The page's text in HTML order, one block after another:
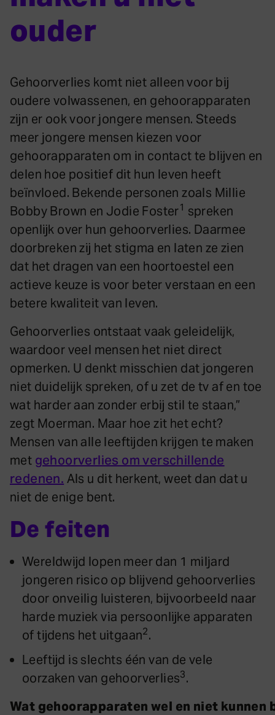
ouder
Gehoorverlies komt niet alleen voor bij
oudere volwassenen, en gehoorapparaten
zijn er ook voor jongere mensen. Steeds
meer jongere mensen kiezen voor
gehoorapparaten om in contact te blijven en
delen hoe positief dit hun leven heeft
beïnvloed. Bekende personen zoals Millie
Bobby Brown en Jodie Foster1 spreken
openlijk over hun gehoorverlies. Daarmee
doorbreken zij het stigma en laten ze zien
dat het dragen van een hoortoestel een
actieve keuze is voor beter verstaan en een
betere kwaliteit van leven.
Gehoorverlies ontstaat vaak geleidelijk,
waardoor veel mensen het niet direct
opmerken. U denkt misschien dat jongeren
niet duidelijk spreken, of u zet de tv af en toe
wat harder aan zonder erbij stil te staan,”
zegt Moerman. Maar hoe zit het echt?
Mensen van alle leeftijden krijgen te maken
met gehoorverlies om verschillende
redenen. Als u dit herkent, weet dan dat u
niet de enige bent.
De feiten
Wereldwijd lopen meer dan 1 miljard
jongeren risico op blijvend gehoorverlies
door onveilig luisteren, bijvoorbeeld naar
harde muziek via persoonlijke apparaten
of tijdens het uitgaan2.
Leeftijd is slechts één van de vele
oorzaken van gehoorverlies3.
Wat gehoorapparaten wel en niet